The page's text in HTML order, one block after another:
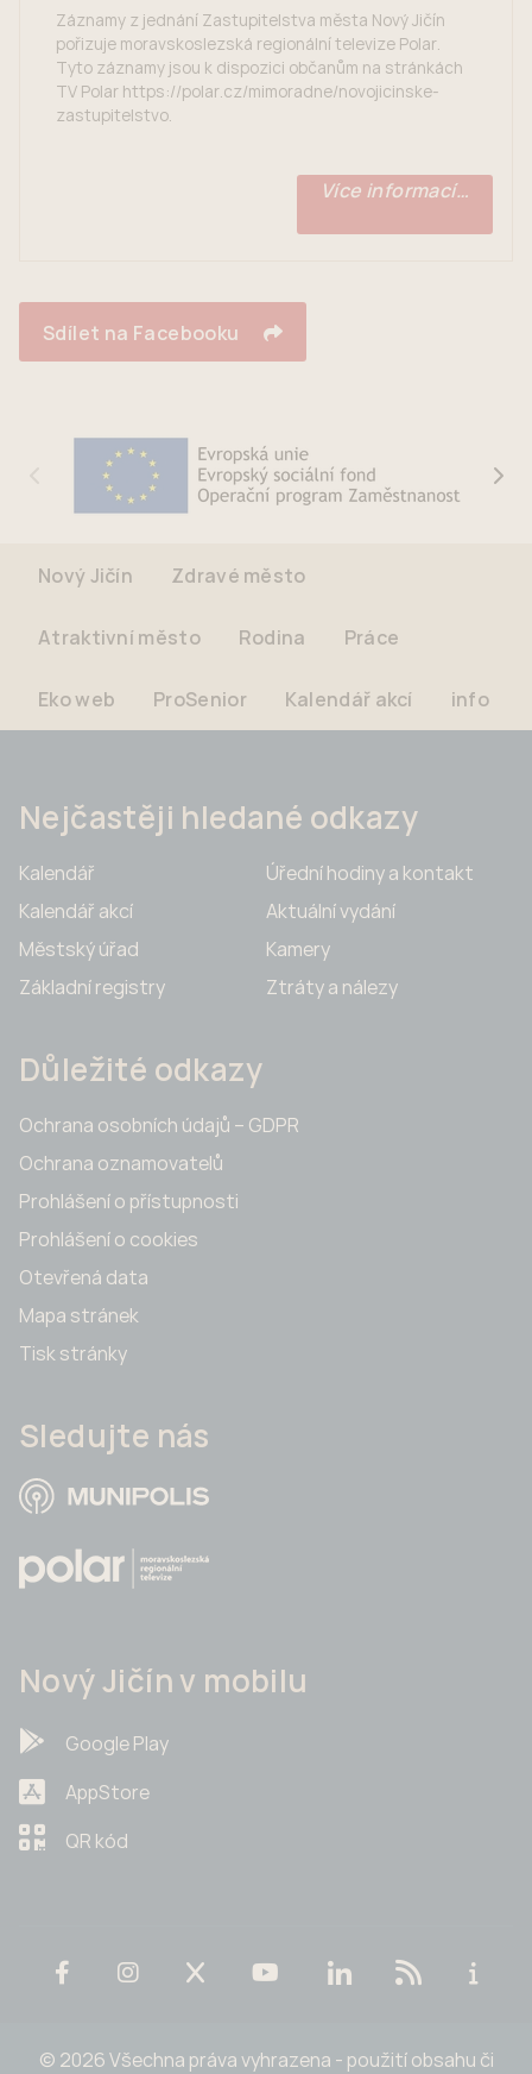
Záznamy z jednání Zastupitelstva města Nový Jičín
pořizuje moravskoslezská regionální televize Polar.
Tyto záznamy jsou k dispozici občanům na stránkách
TV Polar https://polar.cz/mimoradne/novojicinske-
zastupitelstvo.
Více informací…
Sdílet na Facebooku
Nový Jičín Zdravé město
Atraktivní město Rodina Práce
Eko web ProSenior Kalendář akcí info
Nejčastěji hledané odkazy
Kalendář
Kalendář akcí
Městský úřad
Základní registry
Úřední hodiny a kontakt
Aktuální vydání
Kamery
Ztráty a nálezy
Důležité odkazy
Ochrana osobních údajů – GDPR
Ochrana oznamovatelů
Prohlášení o přístupnosti
Prohlášení o cookies
Otevřená data
Mapa stránek
Tisk stránky
Sledujte nás
Nový Jičín v mobilu
Google Play
AppStore
QR kód
© 2026 Všechna práva vyhrazena - použití obsahu či